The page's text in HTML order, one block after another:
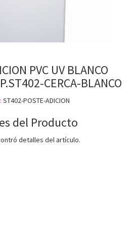
PVC UV BLANCO
CERCA-BLANCO
ST402-POSTE-ADICION
del Producto
detalles del artículo.